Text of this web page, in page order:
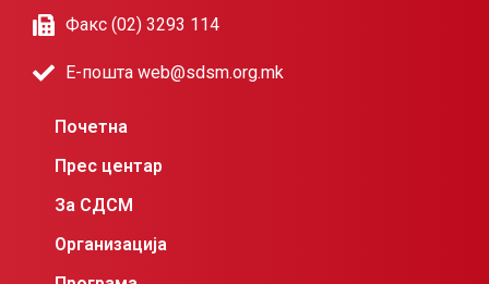
Факс (02) 3293 114
Е-пошта web@sdsm.org.mk
Почетна
Прес центар
За СДСМ
Организација